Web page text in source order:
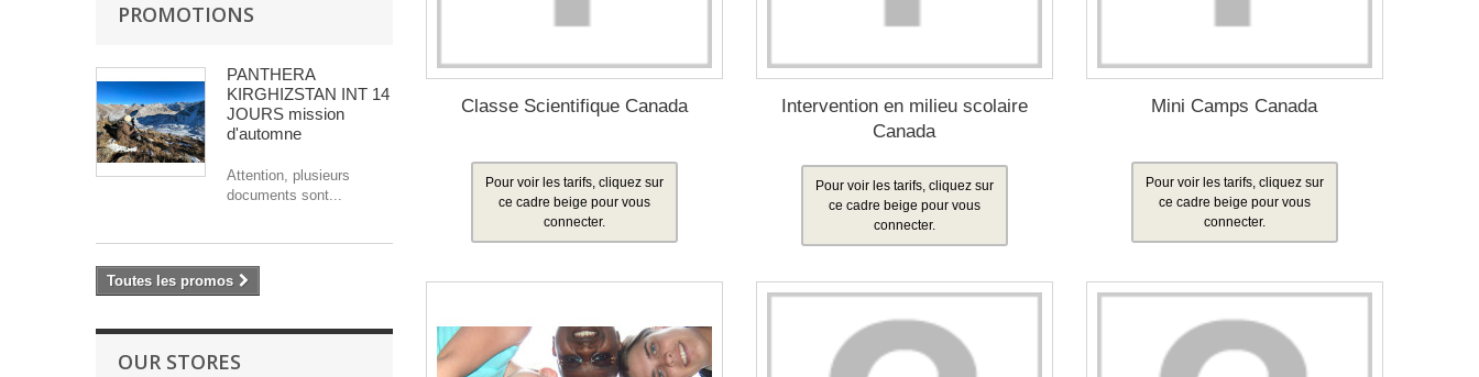
PROMOTIONS
PANTHERA
KIRGHIZSTAN INT 14
JOURS mission
d'automne
Attention, plusieurs
documents sont...
Toutes les promos
OUR STORES
Classe Scientifique Canada
Pour voir les tarifs, cliquez sur
ce cadre beige pour vous
connecter.
Intervention en milieu scolaire
Canada
Pour voir les tarifs, cliquez sur
ce cadre beige pour vous
connecter.
Mini Camps Canada
Pour voir les tarifs, cliquez sur
ce cadre beige pour vous
connecter.